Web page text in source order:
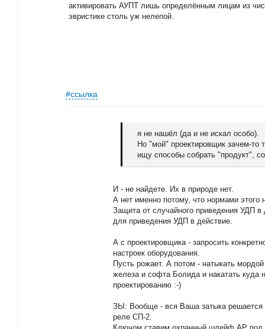
активировать АУПТ лишь определённым лицам из
эвристике столь уж нелепой.
#ссылка
я не нашёл (да и не искал особо).
Но "мой" проектировщик зачем-то
ищу способы собрать "продукт",
И - не найдете. Их в природе нет.
А нет именно потому, что нормами этого
Защита от случайного приведения УДП в
для приведения УДП в действие.
А с проектировщика - запросить
настроек оборудования.
Пусть рожает. А потом - натыкать
железа и софта Болида и накатать куда
проектированию :-)
ЗЫ: Вообще - вся Ваша затыка
реле СП-2.